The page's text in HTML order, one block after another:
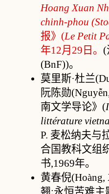
Hoang Xuan
chinh-phou
报》(Le Petit
年12月29日。 (
(BnF))。
莫里斯·杜兰
阮陈勋
南文学导论》(
littérature
P. 麦松纳夫与
合国教科文组
书,1969年。
黄春倪
翘:永恒苦难主